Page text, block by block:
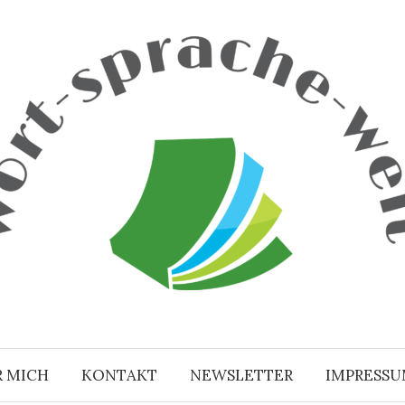
MICH KONTAKT NEWSLETTER